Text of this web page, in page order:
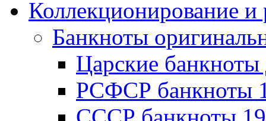
Коллекционирование и
Банкноты
Царские банкноты
РСФСР банкноты